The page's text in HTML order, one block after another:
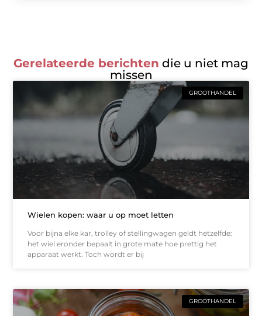
Gerelateerde berichten die u niet mag
missen
GROOTHANDEL
Wielen kopen: waar u op moet letten
Voor bijna elke kar, trolley of stellingwagen geldt hetzelfde:
het wiel eronder bepaalt in grote mate hoe prettig het
apparaat werkt. Toch wordt er bij
GROOTHANDEL